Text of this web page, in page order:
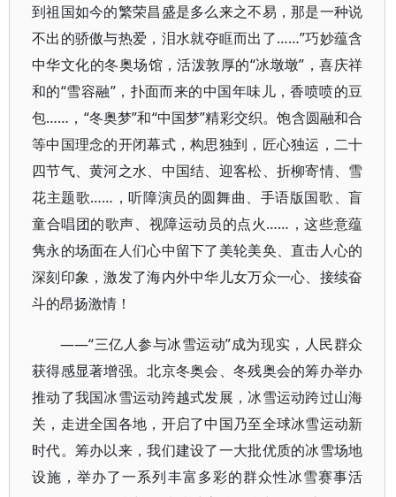
到祖国如今的繁荣昌盛是多么来之不易，那是一种说
不出的骄傲与热爱，泪水就夺眶而出了……”巧妙蕴含
中华文化的冬奥场馆，活泼敦厚的“冰墩墩”，喜庆祥
和的“雪容融”，扑面而来的中国年味儿，香喷喷的豆
包……，“冬奥梦”和“中国梦”精彩交织。饱含圆融和合
等中国理念的开闭幕式，构思独到，匠心独运，二十
四节气、黄河之水、中国结、迎客松、折柳寄情、雪
花主题歌……，听障演员的圆舞曲、手语版国歌、盲
童合唱团的歌声、视障运动员的点火……，这些意蕴
隽永的场面在人们心中留下了美轮美奂、直击人心的
深刻印象，激发了海内外中华儿女万众一心、接续奋
斗的昂扬激情！
——“三亿人参与冰雪运动”成为现实，人民群众
获得感显著增强。北京冬奥会、冬残奥会的筹办举办
推动了我国冰雪运动跨越式发展，冰雪运动跨过山海
关，走进全国各地，开启了中国乃至全球冰雪运动新
时代。筹办以来，我们建设了一大批优质的冰雪场地
设施，举办了一系列丰富多彩的群众性冰雪赛事活